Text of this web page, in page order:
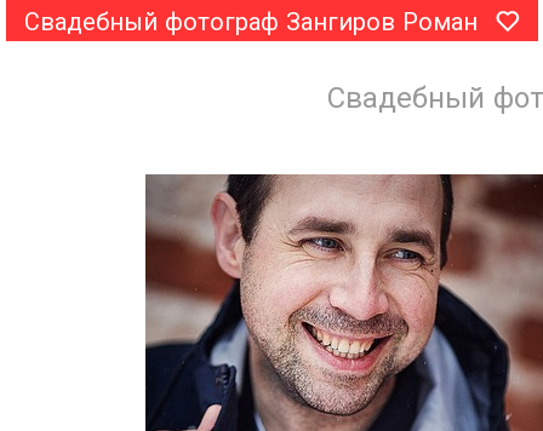
Свадебный фотограф Зангиров Роман
Свадебный